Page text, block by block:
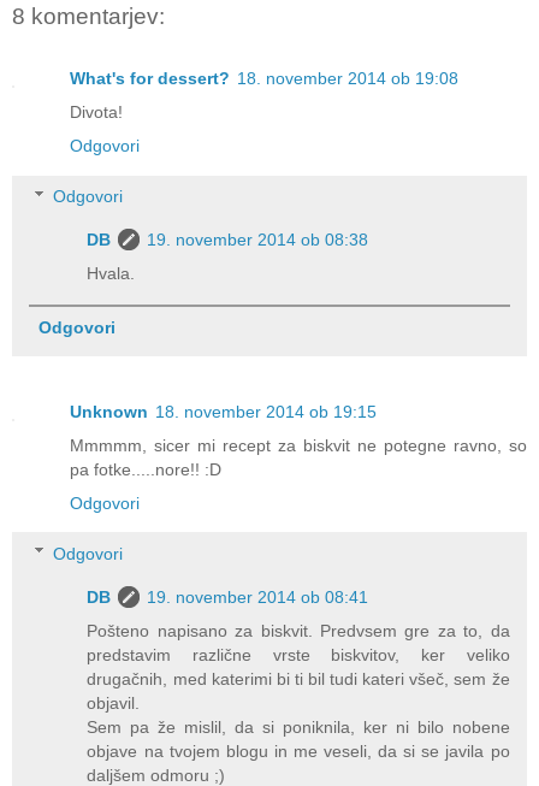
8 komentarjev:
What's for dessert? 18. november 2014 ob 19:08
Divota!
Odgovori
Odgovori
DB
19. november 2014 ob 08:38
Hvala.
Odgovori
Unknown 18. november 2014 ob 19:15
Mmmmm, sicer mi recept za biskvit ne potegne ravno, so
pa fotke.....nore!! :D
Odgovori
Odgovori
DB
19. november 2014 ob 08:41
Pošteno napisano za biskvit. Predvsem gre za to, da
predstavim različne vrste biskvitov, ker veliko
drugačnih, med katerimi bi ti bil tudi kateri všeč, sem že
objavil.
Sem pa že mislil, da si poniknila, ker ni bilo nobene
objave na tvojem blogu in me veseli, da si se javila po
daljšem odmoru ;)